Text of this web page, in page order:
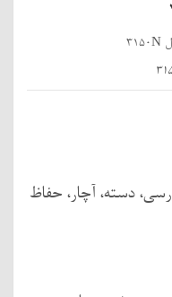
دسته، آچار، حفاظ